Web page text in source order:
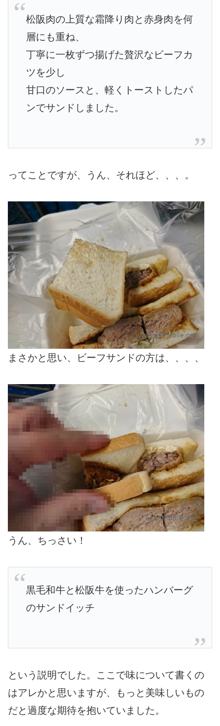
松阪肉の上質な霜降り肉と赤身肉を何
層にも重ね、
丁寧に一枚ずつ揚げた贅沢なビーフカ
ツを少し
甘口のソースと、軽くトーストしたパ
ンでサンドしました。
ってことですが、うん、それほど、、、。
まさかと思い、ビーフサンドの方は、、、、
うん、ちっさい！
黒毛和牛と松阪牛を使ったハンバーグ
のサンドイッチ
という説明でした。ここで味について書くの
はアレかと思いますが、もっと美味しいもの
だと過度な期待を抱いていました。